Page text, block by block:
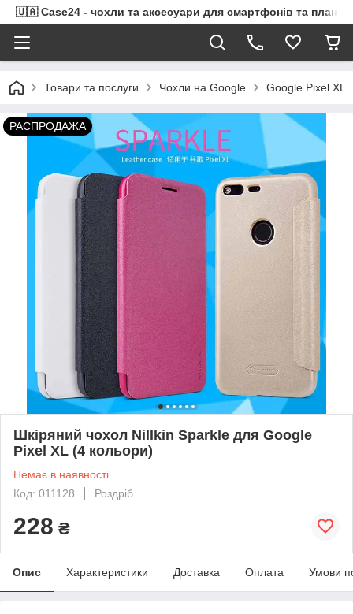
🇺🇦 Case24 - чохли та аксесуари для смартфонів та
Товари та послуги Чохли на Google Google Pixel XL
РАСПРОДАЖА
Шкіряний чохол Nillkin Sparkle для Google
Pixel XL (4 кольори)
Немає в наявності
Код: 011128
Роздріб
228 ₴
Опис Характеристики Доставка Оплата Умови